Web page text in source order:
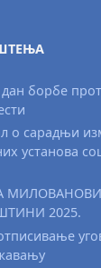
борбе
о сарадњи
установа
2025.